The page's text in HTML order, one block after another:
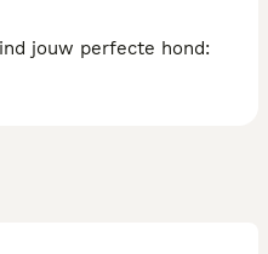
jouw perfecte hond: